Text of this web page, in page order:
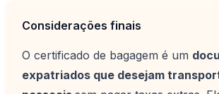
Considerações finais
O certificado de bagagem é um
expatriados que desejam